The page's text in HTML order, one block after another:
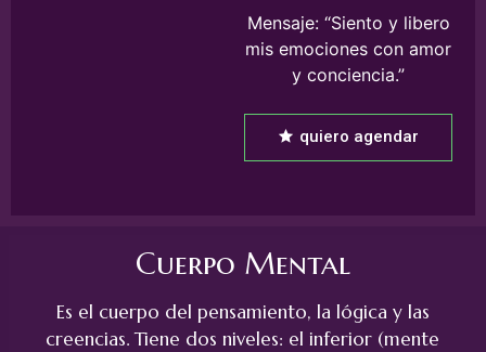
Mensaje: “Siento y libero
mis emociones con amor
y conciencia.”
quiero agendar
Cuerpo Mental
Es el cuerpo del pensamiento, la lógica y las
creencias. Tiene dos niveles: el inferior (mente